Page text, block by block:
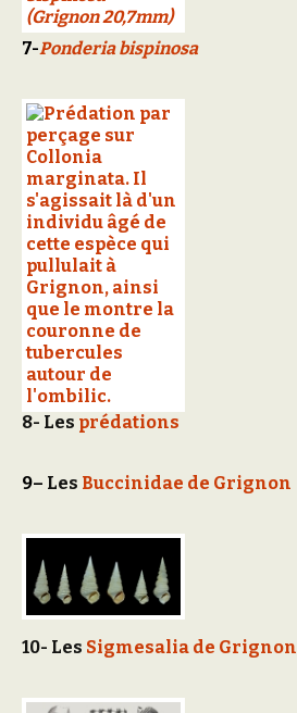
7-Ponderia bispinosa
8- Les prédations
9– Les Buccinidae de Grignon
10- Les Sigmesalia de Grignon